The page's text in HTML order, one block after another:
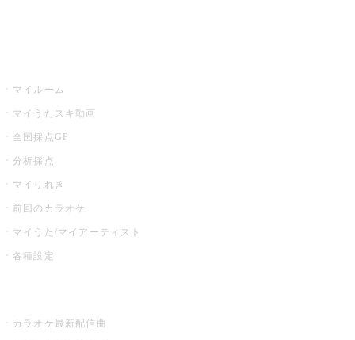
マイルーム
マイうたスキ動画
全国採点GP
分析採点
マイりれき
前回のカラオケ
マイうた/マイアーティスト
各種設定
カラオケ最新配信曲